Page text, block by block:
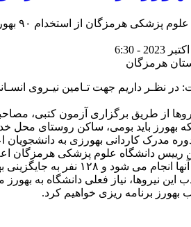
۹۰ بهورز در خانه‌های بهداشت این استان از طریق برگزاری آزمون خبرداد.
از طریق برگزاری آزمون کتبی،
اینکه بهورز باید بومی، ساکن روستای
مدرک کاردانی بهورزی به
بهورزان بازنشسته در سال ۱۴۰۶ جذب خواهند شد.
این نیروها، نیاز فعلی دانشگاه به
برنامه ریزی خواهیم کرد.